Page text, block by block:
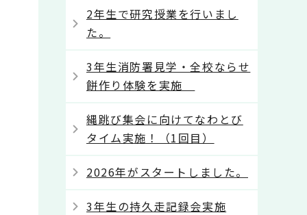
2年生で研究授業を行いまし
た。
3年生消防署見学・全校ならせ
餅作り体験を実施
縄跳び集会に向けてなわとび
タイム実施！（1回目）
2026年がスタートしました。
3年生の持久走記録会実施